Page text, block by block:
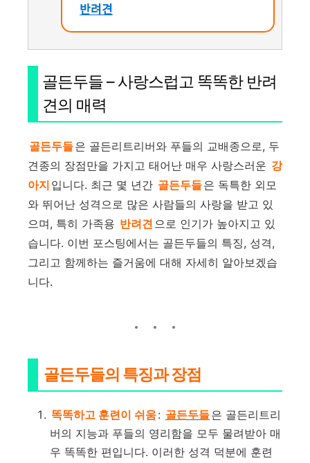
반려견
골든두들 – 사랑스럽고 똑똑한 반려
견의 매력
골든두들은 골든리트리버와 푸들의 교배종으로, 두
견종의 장점만을 가지고 태어난 매우 사랑스러운 강
아지 입니다. 최근 몇 년간 골든두들은 독특한 외모
와 뛰어난 성격으로 많은 사람들의 사랑을 받고 있
으며, 특히 가족용 반려견 으로 인기가 높아지고 있
습니다. 이번 포스팅에서는 골든두들의 특징, 성격,
그리고 함께하는 즐거움에 대해 자세히 알아보겠습
니다.
골든두들의 특징과 장점
똑똑하고 훈련이 쉬움: 골든두들은 골든리트리
버의 지능과 푸들의 영리함을 모두 물려받아 매
우 똑똑한 편입니다. 이러한 성격 덕분에 훈련